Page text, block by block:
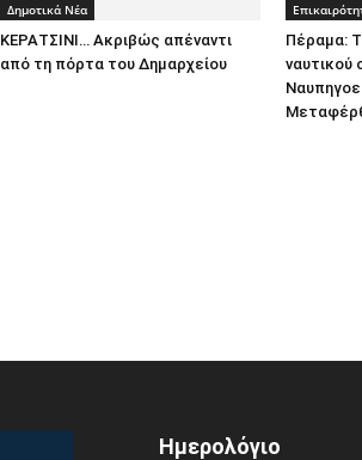
Δημοτικά Νέα
ΚΕΡΑΤΣΙΝΙ… Ακριβώς απέναντι
από τη πόρτα του Δημαρχείου
Πέραμα:
ναυτικού
Ημερολόγιο